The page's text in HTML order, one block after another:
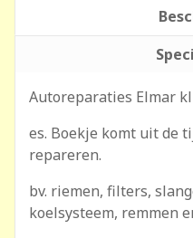
Autoreparaties Elmar
es. Boekje komt uit de
repareren.
bv. riemen, filters,
koelsysteem, remmen